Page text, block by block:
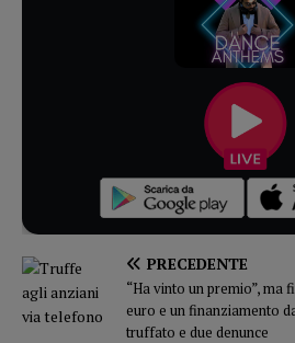
PRECEDENTE
“Ha vinto un premio”, ma
euro e un finanziamento
truffato e due denunce